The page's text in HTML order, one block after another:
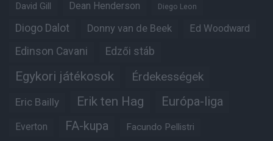
David Gill Dean Henderson Diego Leon
Diogo Dalot Donny van de Beek Ed Woodward
Edinson Cavani Edzői stáb
Egykori játékosok Érdekességek
Eric Bailly Erik ten Hag Európa-liga
Everton FA-kupa Facundo Pellistri